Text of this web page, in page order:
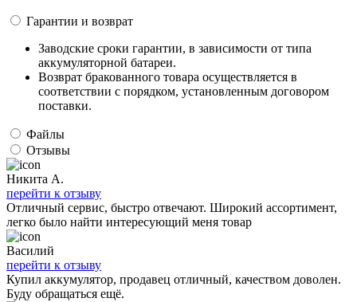
Гарантии и возврат
Заводские сроки гарантии, в зависимости от типа
аккумуляторной батареи.
Возврат бракованного товара осуществляется в
соответствии с порядком, установленным договором
поставки.
Файлы
Отзывы
Никита А.
перейти к отзыву
Отличный сервис, быстро отвечают. Широкий ассортимент,
легко было найти интересующий меня товар
Василий
перейти к отзыву
Купил аккумулятор, продавец отличный, качеством доволен.
Буду обращаться ещё.